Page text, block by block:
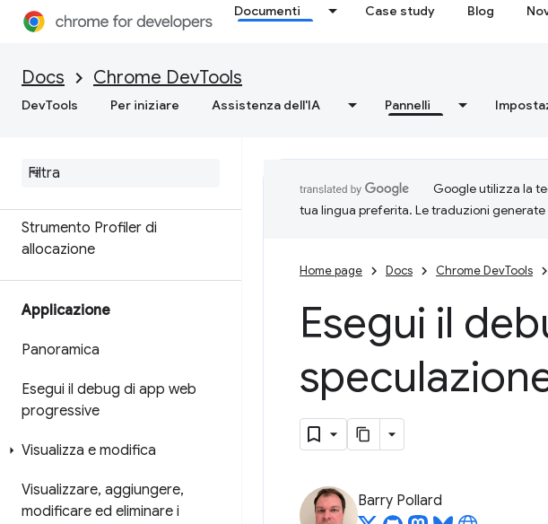
Documenti Case study Blog
Docs Chrome DevTools
DevTools Per iniziare Assistenza dell'IA Pannelli
Memoria
Panoramica
Terminologia della memoria
Strumento Profiler di
allocazione
Applicazione
Panoramica
Esegui il debug di app web
progressive
Visualizza e modifica
Visualizzare, aggiungere,
modificare ed eliminare i
Google utilizza la
tua lingua preferita. Le traduzioni
Home page Docs Chrome DevTools
Esegui il
Barry Pollard